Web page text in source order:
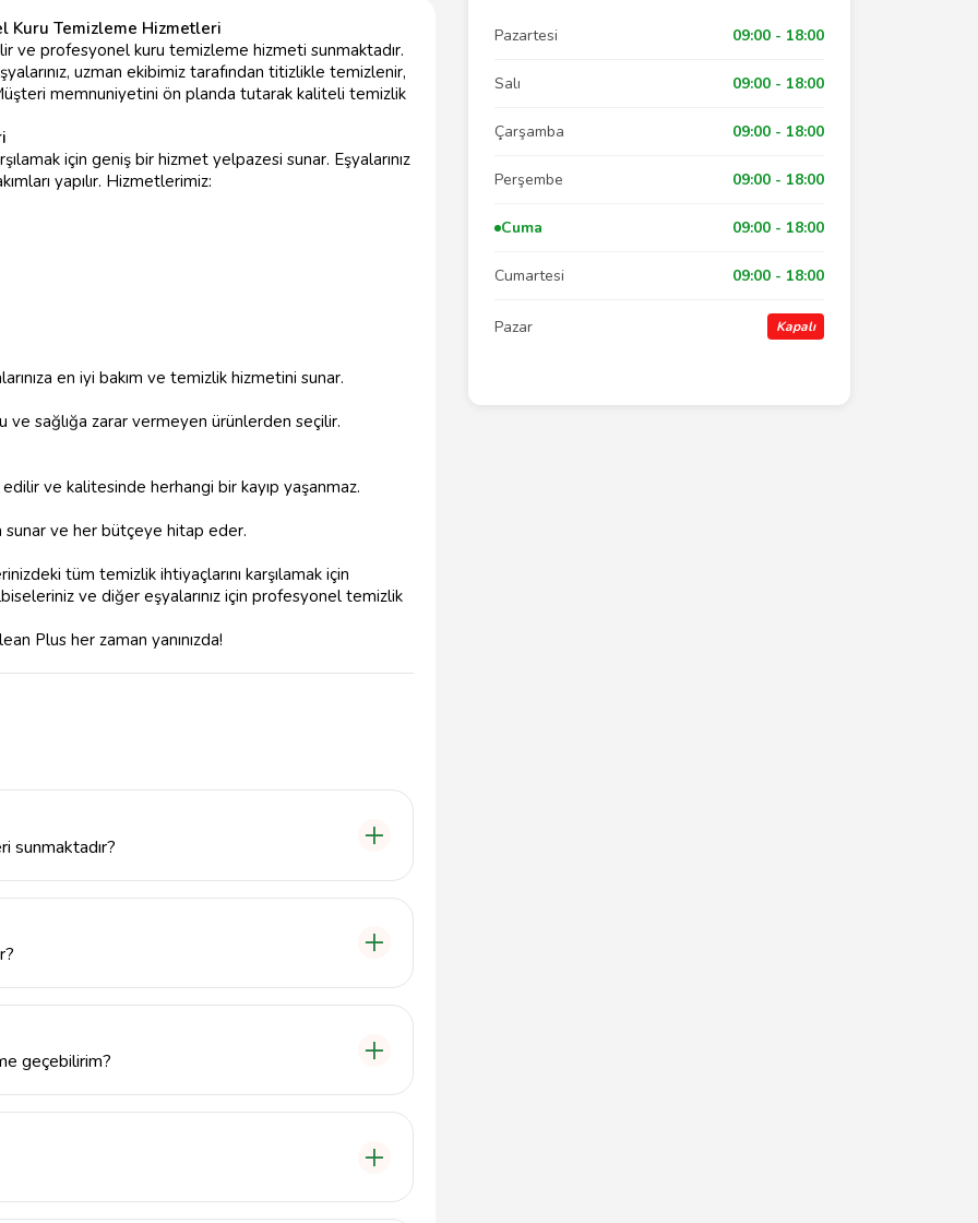
Kuru Temizleme Hizmetleri
ve profesyonel kuru temizleme hizmeti sunmaktadır.
uzman ekibimiz tarafından titizlikle temizlenir,
memnuniyetini ön planda tutarak kaliteli temizlik
için geniş bir hizmet yelpazesi sunar. Eşyalarınız
yapılır. Hizmetlerimiz:
en iyi bakım ve temizlik hizmetini sunar.
ve sağlığa zarar vermeyen ürünlerden seçilir.
edilir ve kalitesinde herhangi bir kayıp yaşanmaz.
ve her bütçeye hitap eder.
tüm temizlik ihtiyaçlarını karşılamak için
ve diğer eşyalarınız için profesyonel temizlik
Plus her zaman yanınızda!
sunmaktadır?
geçebilirim?
Pazartesi 09:00 - 18:00
Salı 09:00 - 18:00
Çarşamba 09:00 - 18:00
Perşembe 09:00 - 18:00
Cuma 09:00 - 18:00
Cumartesi 09:00 - 18:00
Pazar Kapalı